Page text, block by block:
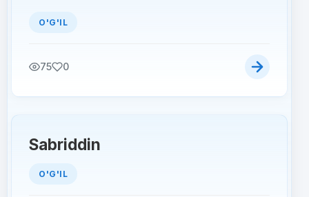
O'G'IL
75 0
Sabriddin
O'G'IL